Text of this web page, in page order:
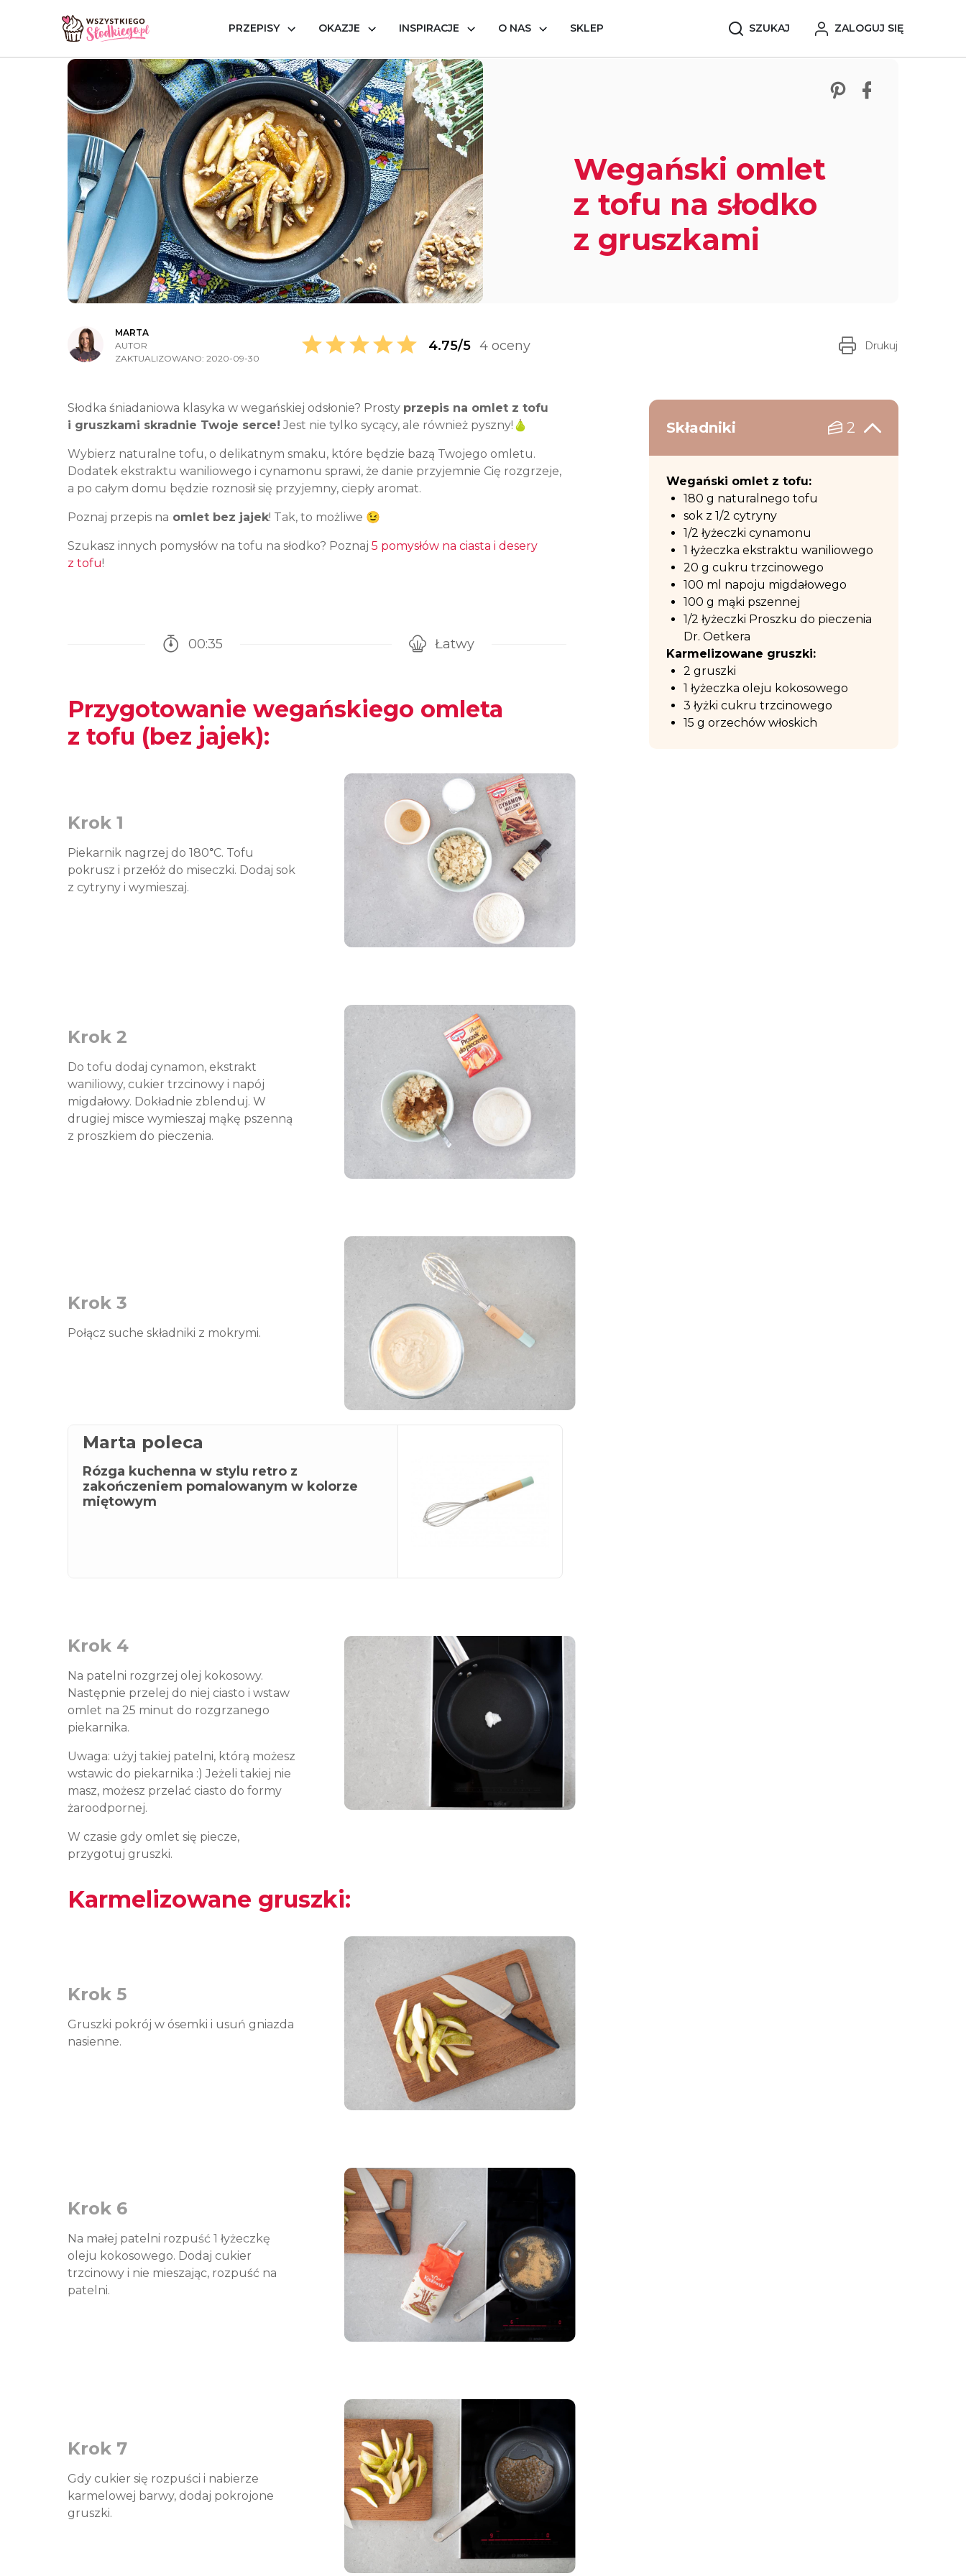
PRZEPISY OKAZJE INSPIRACJE O NAS SKLEP SZUKAJ ZALOGUJ SIĘ
Strona główna Przepisy Wegańskie Wegański omlet z tofu na słodko z gruszkami
Wegański omlet
z tofu na słodko
z gruszkami
Zobacz nasze
Udostępnij
MARTA
AUTOR
ZAKTUALIZOWANO: 2020-09-30
4.75/5 4 oceny Drukuj
Słodka śniadaniowa klasyka w wegańskiej odsłonie? Prosty przepis na omlet z tofu
i gruszkami skradnie Twoje serce! Jest nie tylko sycący, ale również pyszny!🍐
Wybierz naturalne tofu, o delikatnym smaku, które będzie bazą Twojego omletu.
Dodatek ekstraktu waniliowego i cynamonu sprawi, że danie przyjemnie Cię rozgrzeje,
a po całym domu będzie roznosił się przyjemny, ciepły aromat.
Poznaj przepis na omlet bez jajek! Tak, to możliwe 😉
Szukasz innych pomysłów na tofu na słodko? Poznaj 5 pomysłów na ciasta i desery
z tofu!
00:35
Łatwy
Składniki 2
Wegański omlet z tofu:
180 g naturalnego tofu
sok z 1/2 cytryny
1/2 łyżeczki cynamonu
1 łyżeczka ekstraktu waniliowego
20 g cukru trzcinowego
100 ml napoju migdałowego
100 g mąki pszennej
1/2 łyżeczki Proszku do pieczenia
Dr. Oetkera
Karmelizowane gruszki:
2 gruszki
1 łyżeczka oleju kokosowego
3 łyżki cukru trzcinowego
15 g orzechów włoskich
Przygotowanie wegańskiego omleta
z tofu (bez jajek):
Krok 1
Piekarnik nagrzej do 180°C. Tofu
pokrusz i przełóż do miseczki. Dodaj sok
z cytryny i wymieszaj.
Krok 2
Do tofu dodaj cynamon, ekstrakt
waniliowy, cukier trzcinowy i napój
migdałowy. Dokładnie zblenduj. W
drugiej misce wymieszaj mąkę pszenną
z proszkiem do pieczenia.
Krok 3
Połącz suche składniki z mokrymi.
Marta poleca
Rózga kuchenna w stylu retro z
zakończeniem pomalowanym w kolorze
miętowym
Krok 4
Na patelni rozgrzej olej kokosowy.
Następnie przelej do niej ciasto i wstaw
omlet na 25 minut do rozgrzanego
piekarnika.
Uwaga: użyj takiej patelni, którą możesz
wstawic do piekarnika :) Jeżeli takiej nie
masz, możesz przelać ciasto do formy
żaroodpornej.
W czasie gdy omlet się piecze,
przygotuj gruszki.
Karmelizowane gruszki:
Krok 5
Gruszki pokrój w ósemki i usuń gniazda
nasienne.
Krok 6
Na małej patelni rozpuść 1 łyżeczkę
oleju kokosowego. Dodaj cukier
trzcinowy i nie mieszając, rozpuść na
patelni.
Krok 7
Gdy cukier się rozpuści i nabierze
karmelowej barwy, dodaj pokrojone
gruszki.